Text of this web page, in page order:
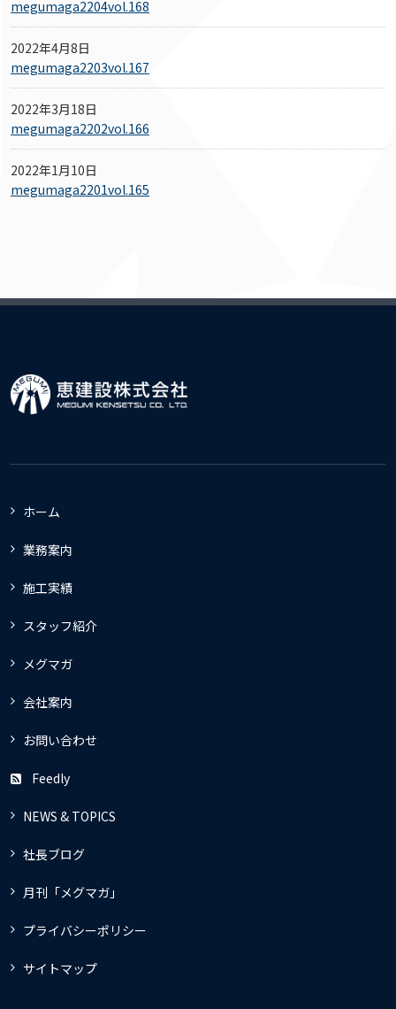
megumaga2204vol.168
2022年4月8日
megumaga2203vol.167
2022年3月18日
megumaga2202vol.166
2022年1月10日
megumaga2201vol.165
ホーム
業務案内
施工実績
スタッフ紹介
メグマガ
会社案内
お問い合わせ
Feedly
NEWS & TOPICS
社長ブログ
月刊「メグマガ」
プライバシーポリシー
サイトマップ